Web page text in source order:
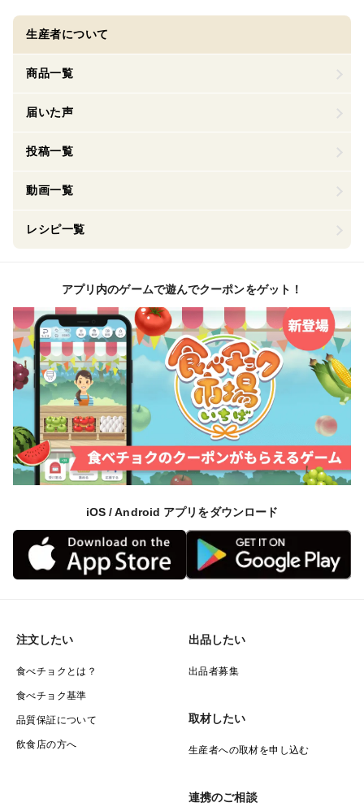
生産者について
商品一覧
届いた声
投稿一覧
動画一覧
レシピ一覧
アプリ内のゲームで遊んでクーポンをゲット！
iOS / Android アプリをダウンロード
注文したい
食べチョクとは？
食べチョク基準
品質保証について
飲食店の方へ
出品したい
出品者募集
取材したい
生産者への取材を申し込む
連携のご相談